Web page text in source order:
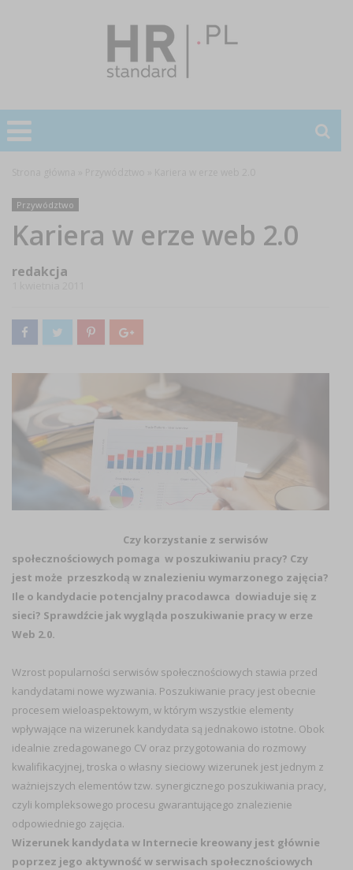
Przywództwo
Kariera w erze web 2.0
redakcja
Czy korzystanie z serwisów
społecznościowych pomaga w poszukiwaniu pracy? Czy
jest może przeszkodą w znalezieniu wymarzonego zajęcia?
Ile o kandydacie potencjalny pracodawca dowiaduje się z
sieci? Sprawdźcie jak wygląda poszukiwanie pracy w erze
Web 2.0.
Wzrost popularności serwisów społecznościowych stawia przed
kandydatami nowe wyzwania. Poszukiwanie pracy jest obecnie
procesem wieloaspektowym, w którym wszystkie elementy
wpływające na wizerunek kandydata są jednakowo istotne. Obok
idealnie zredagowanego CV oraz przygotowania do rozmowy
kwalifikacyjnej, troska o własny sieciowy wizerunek jest jednym z
ważniejszych elementów tzw. synergicznego poszukiwania pracy,
czyli kompleksowego procesu gwarantującego znalezienie
odpowiedniego zajęcia.
Wizerunek kandydata w Internecie kreowany jest głównie
poprzez jego aktywność w serwisach społecznościowych